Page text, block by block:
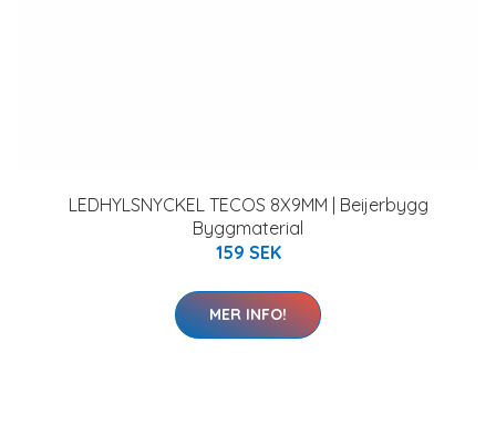
LEDHYLSNYCKEL TECOS 8X9MM | Beijerbygg
Byggmaterial
159 SEK
MER INFO!